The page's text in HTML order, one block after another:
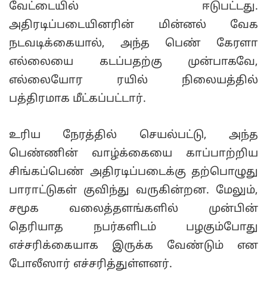
வேட்டையில் ஈடுபட்டது.
அதிரடிப்படையினரின் மின்னல் வேக
நடவடிக்கையால், அந்த பெண் கேரளா
எல்லையை கடப்பதற்கு முன்பாகவே,
எல்லையோர ரயில் நிலையத்தில்
பத்திரமாக மீட்கப்பட்டார்.
உரிய நேரத்தில் செயல்பட்டு, அந்த
பெண்ணின் வாழ்க்கையை காப்பாற்றிய
சிங்கப்பெண் அதிரடிப்படைக்கு தற்பொழுது
பாராட்டுகள் குவிந்து வருகின்றன. மேலும்,
சமூக வலைத்தளங்களில் முன்பின்
தெரியாத நபர்களிடம் பழகும்போது
எச்சரிக்கையாக இருக்க வேண்டும் என
போலீஸார் எச்சரித்துள்ளனர்.